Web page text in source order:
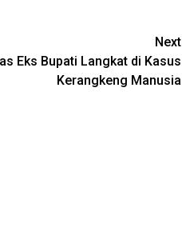
Next
Eks Bupati Langkat di Kasus
Kerangkeng Manusia